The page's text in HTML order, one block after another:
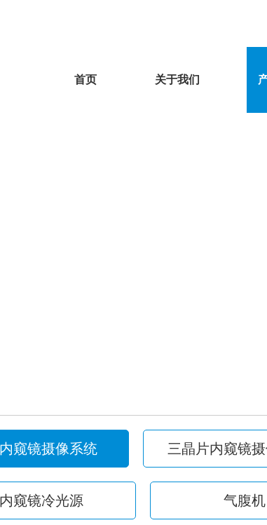
首页 关于我们
窥镜摄像系统 三晶片内窥镜
内窥镜冷光源 气腹机